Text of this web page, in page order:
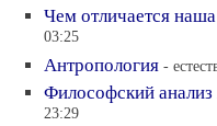
Чем отличается
03:25
Антропология -
Философский
23:29